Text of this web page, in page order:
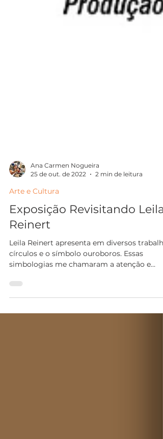
25 de out. de 2022
2 min de leitura
Arte e Cultura
Exposição Revisitando Leila
Reinert
Leila Reinert apresenta em diversos
simbologias me chamaram a atenção e
venho conversando...